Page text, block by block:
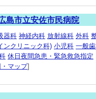
島市立安佐市民病院
器科 神経内科 放射線科 外科
ンクリニック科) 小児科 一般
休日夜間急患・緊急救急指定
マップ]